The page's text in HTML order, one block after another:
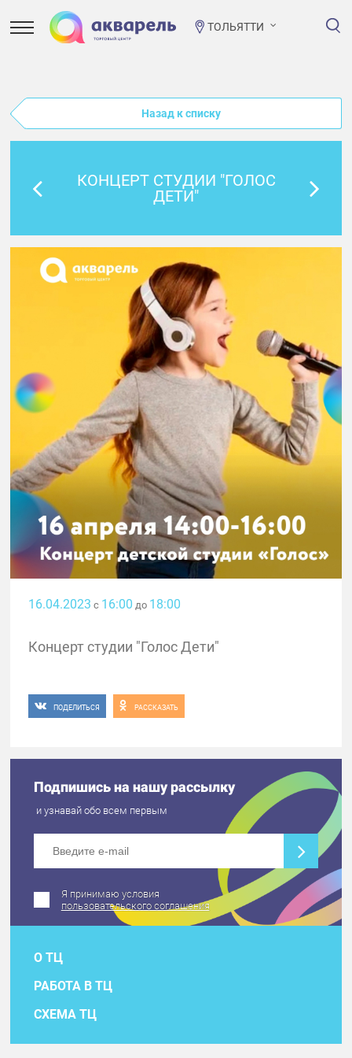
ТОЛЬЯТТИ
Назад к списку
КОНЦЕРТ СТУДИИ "ГОЛОС
ДЕТИ"
16.04.2023 с 16:00 до 18:00
Концерт студии "Голос Дети"
ПОДЕЛИТЬСЯ РАССКАЗАТЬ
Подпишись на нашу рассылку
и узнавай обо всем первым
Я принимаю условия
пользовательского соглашения
О ТЦ
РАБОТА В ТЦ
СХЕМА ТЦ